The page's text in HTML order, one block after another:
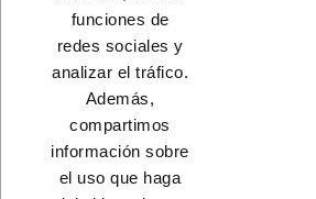
funciones de
redes sociales y
analizar el tráfico.
Además,
compartimos
información sobre
el uso que haga